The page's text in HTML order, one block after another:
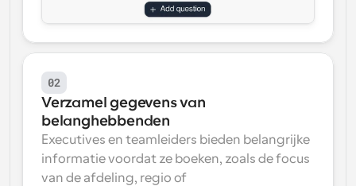
02
Verzamel gegevens van
belanghebbenden
Executives en teamleiders bieden belangrijke
informatie voordat ze boeken, zoals de focus
van de afdeling, regio of